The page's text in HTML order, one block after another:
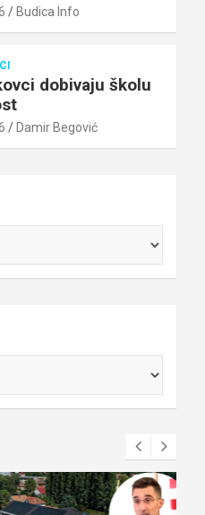
Budica Info
dobivaju školu
Damir Begović